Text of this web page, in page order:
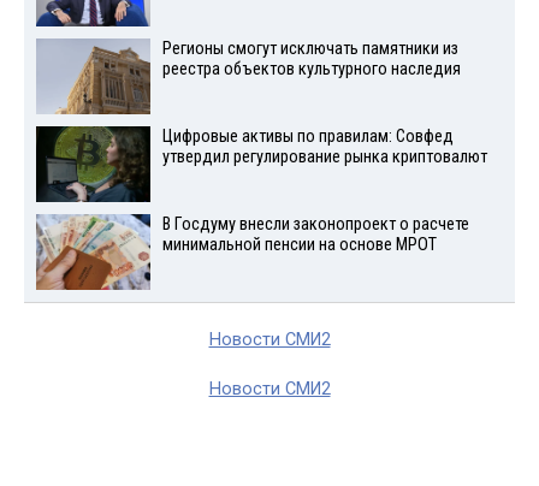
Регионы смогут исключать памятники из
реестра объектов культурного наследия
Цифровые активы по правилам: Совфед
утвердил регулирование рынка криптовалют
В Госдуму внесли законопроект о расчете
минимальной пенсии на основе МРОТ
Новости СМИ2
Новости СМИ2